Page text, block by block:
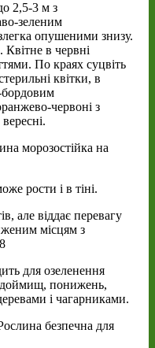
2,5-3 м з
зеленим
опушеними знизу.
в червні
По краях суцвіть
квітки, в
бордовим
червоні з
морозостійка на
рости і в тіні.
але віддає перевагу
місцям з
для озеленення
понижень,
і чагарниками.
безпечна для